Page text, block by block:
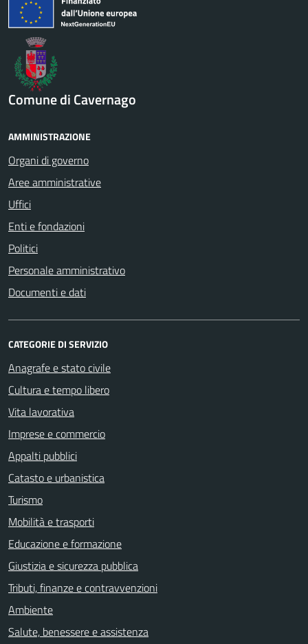
Comune di Cavernago
AMMINISTRAZIONE
Organi di governo
Aree amministrative
Uffici
Enti e fondazioni
Politici
Personale amministrativo
Documenti e dati
CATEGORIE DI SERVIZIO
Anagrafe e stato civile
Cultura e tempo libero
Vita lavorativa
Imprese e commercio
Appalti pubblici
Catasto e urbanistica
Turismo
Mobilità e trasporti
Educazione e formazione
Giustizia e sicurezza pubblica
Tributi, finanze e contravvenzioni
Ambiente
Salute, benessere e assistenza